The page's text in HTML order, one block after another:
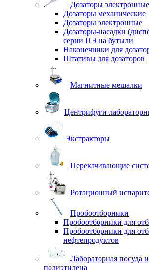
Дозаторы
Дозаторы механические
Дозаторы электронные
Дозаторы-насадки
серии ПЭ на бутыли
Наконечники для
Штативы для дозаторов
Магнитные мешалки
Центрифуги
Экстракторы
Перекачивающие
Ротационный
Пробоотборники
Пробоотборники для
Пробоотборники для
нефтепродуктов
Лабораторная посуда
полиэтилена